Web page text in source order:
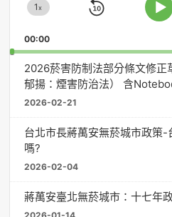
Change
Rate
1x
Skip
00:00
2026菸害防制法部分條文修正
郁揚：煙害防治法） 含
2026-02-21
台北市長蔣萬安無菸城市政策
嗎?
2026-02-04
蔣萬安臺北無菸城市：十七年